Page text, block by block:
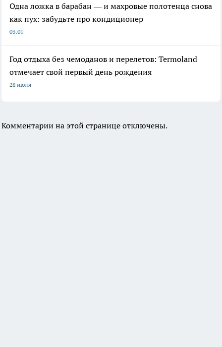
Одна ложка в барабан — и махровые полотенца снова
как пух: забудьте про кондиционер
03:01
Год отдыха без чемоданов и перелетов: Termoland
отмечает свой первый день рождения
28 июля
Комментарии на этой странице отключены.